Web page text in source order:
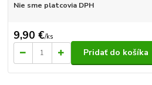
Nie sme platcovia DPH
9,90 €/ks
Pridať do košíka